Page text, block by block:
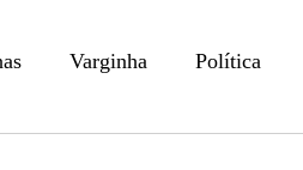
Varginha Política